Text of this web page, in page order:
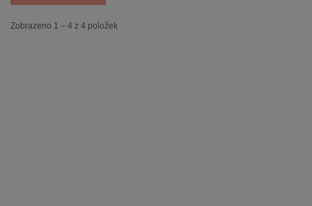
Zobrazeno 1 – 4 z 4 položek